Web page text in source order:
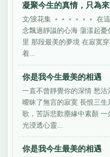
凝聚今生的真情，只為
文∕淚花集 ﹡﹡﹡﹡﹡﹡ 在
念飄過靜謚的心海 蕩漾起
里 那段最美的夢境 在寂寞
着...
你是我今生最美的相遇
一直不曾靜覺你的深情 愁
曖昧了無言的寂寞 長恨三
歌，苦訴悲歡塵緣中素顏
光浸透心靈...
你是我今生最美的相遇